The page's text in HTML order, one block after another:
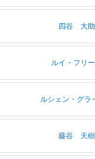
四谷 大助
ルイ・フリ
ルシェン・グラ
藤谷 天樹